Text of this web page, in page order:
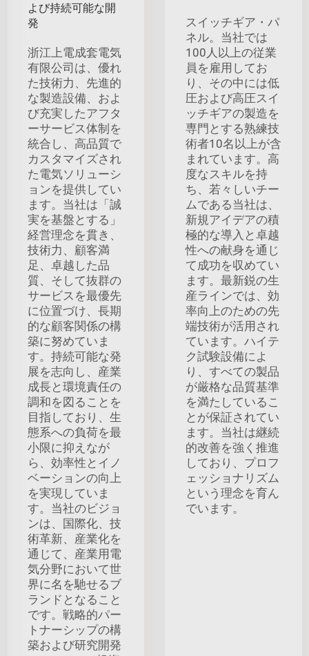
よび持続可能な開
発
浙江上電成套電気
有限公司は、優れ
た技術力、先進的
な製造設備、およ
び充実したアフタ
ーサービス体制を
統合し、高品質で
カスタマイズされ
た電気ソリューシ
ョンを提供してい
ます。当社は「誠
実を基盤とする」
経営理念を貫き、
技術力、顧客満
足、卓越した品
質、そして抜群の
サービスを最優先
に位置づけ、長期
的な顧客関係の構
築に努めていま
す。持続可能な発
展を志向し、産業
成長と環境責任の
調和を図ることを
目指しており、生
態系への負荷を最
小限に抑えなが
ら、効率性とイノ
ベーションの向上
を実現していま
す。当社のビジョ
ンは、国際化、技
術革新、産業化を
通じて、産業用電
気分野において世
界に名を馳せるブ
ランドとなること
です。戦略的パー
トナーシップの構
築および研究開発
スイッチギア・パ
ネル。当社では
100人以上の従業
員を雇用してお
り、その中には低
圧および高圧スイ
ッチギアの製造を
専門とする熟練技
術者10名以上が含
まれています。高
度なスキルを持
ち、若々しいチー
ムである当社は、
新規アイデアの積
極的な導入と卓越
性への献身を通じ
て成功を収めてい
ます。最新鋭の生
産ラインでは、効
率向上のための先
端技術が活用され
ています。ハイテ
ク試験設備によ
り、すべての製品
が厳格な品質基準
を満たしているこ
とが保証されてい
ます。当社は継続
的改善を強く推進
しており、プロフ
ェッショナリズム
という理念を育ん
でいます。